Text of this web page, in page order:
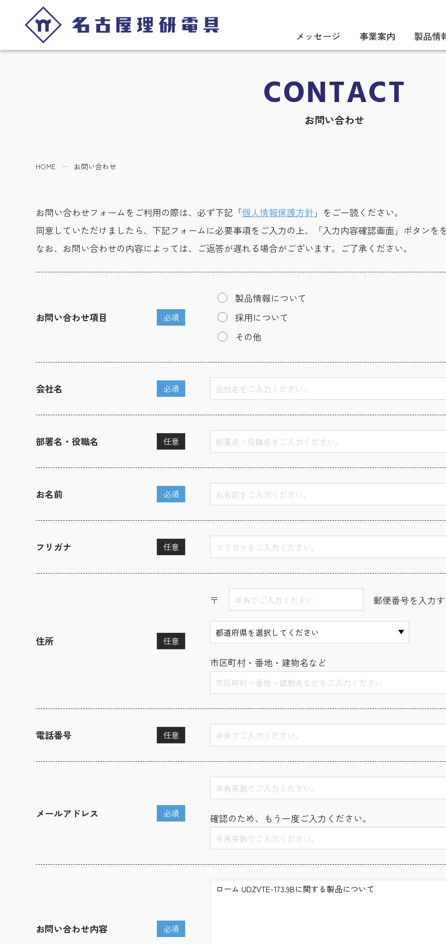
メッセージ 事業案内 製品情
CONTACT
お問い合わせ
HOME お問い合わせ
お問い合わせフォームをご利用の際は、必ず下記「個人情報保護方針」をご一読ください。
同意していただけましたら、下記フォームに必要事項をご入力の上、「入力内容確認画面」ボタンを
なお、お問い合わせの内容によっては、ご返答が遅れる場合がございます。ご了承ください。
お問い合わせ項目 必須
製品情報について
採用について
その他
会社名 必須
部署名・役職名 任意
お名前 必須
フリガナ 任意
住所 任意
〒 郵便番号を入力
市区町村・番地・建物名など
電話番号 任意
メールアドレス 必須 確認のため、もう一度ご入力ください。
お問い合わせ内容 必須